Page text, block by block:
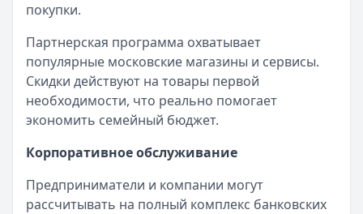
покупки.
Партнерская программа охватывает
популярные московские магазины и сервисы.
Скидки действуют на товары первой
необходимости, что реально помогает
экономить семейный бюджет.
Корпоративное обслуживание
Предприниматели и компании могут
рассчитывать на полный комплекс банковских